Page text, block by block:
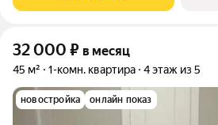
32 000 ₽ в месяц
45 м² 1-комн. квартира 4 этаж из 5
новостройка онлайн показ